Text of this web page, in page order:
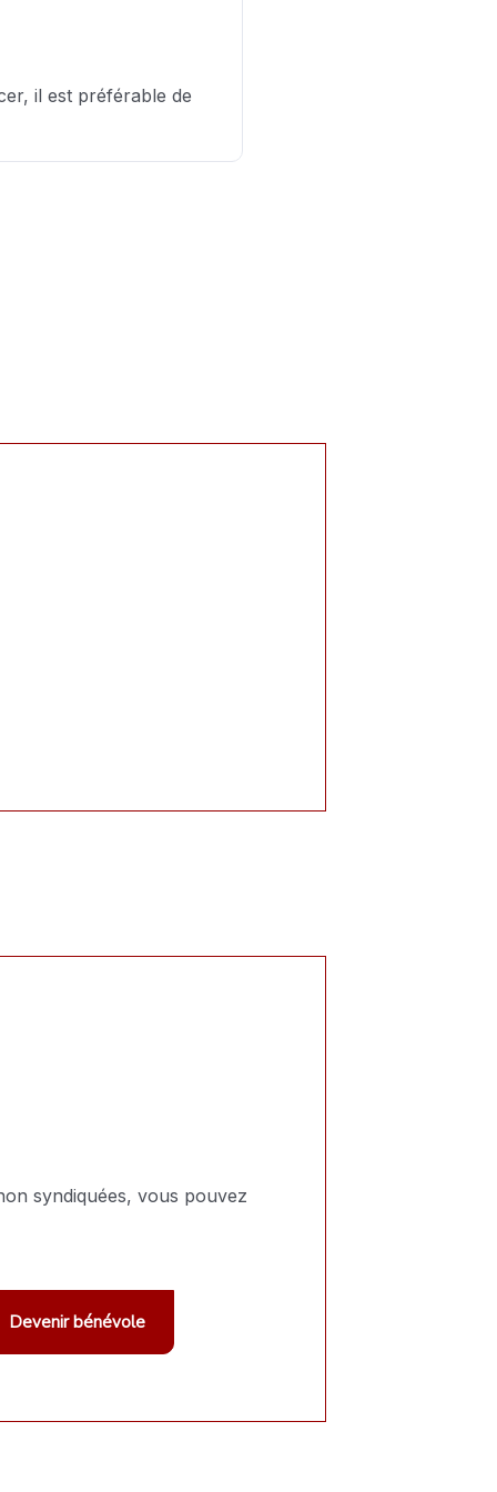
il est préférable de
syndiquées, vous pouvez
Devenir bénévole